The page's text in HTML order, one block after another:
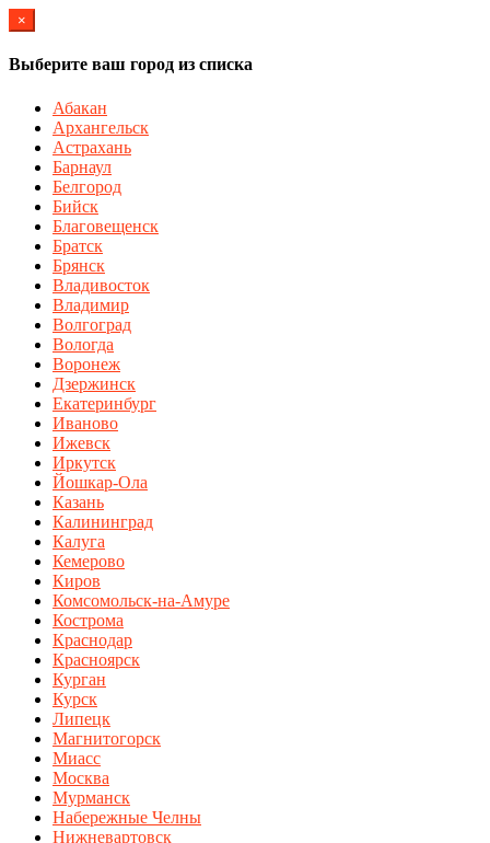
×
Выберите ваш город из списка
Абакан
Архангельск
Астрахань
Барнаул
Белгород
Бийск
Благовещенск
Братск
Брянск
Владивосток
Владимир
Волгоград
Вологда
Воронеж
Дзержинск
Екатеринбург
Иваново
Ижевск
Иркутск
Йошкар-Ола
Казань
Калининград
Калуга
Кемерово
Киров
Комсомольск-на-Амуре
Кострома
Краснодар
Красноярск
Курган
Курск
Липецк
Магнитогорск
Миасс
Москва
Мурманск
Набережные Челны
Нижневартовск